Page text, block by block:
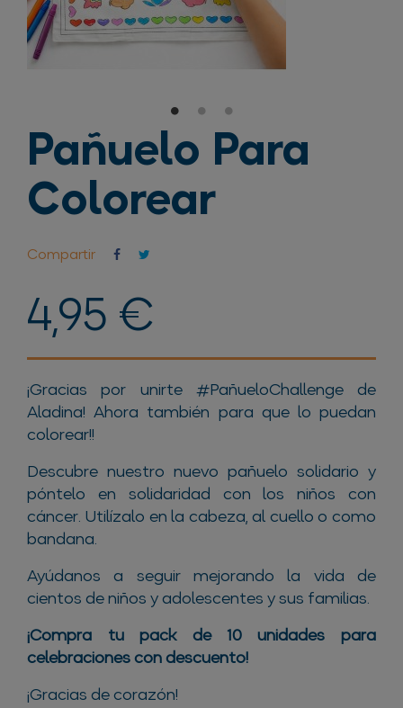
Pañuelo Para
Colorear
Compartir
4,95 €
¡Gracias por unirte #PañueloChallenge de
Aladina! Ahora también para que lo puedan
colorear!!
Descubre nuestro nuevo pañuelo solidario y
póntelo en solidaridad con los niños con
cáncer. Utilízalo en la cabeza, al cuello o como
bandana.
Ayúdanos a seguir mejorando la vida de
cientos de niños y adolescentes y sus familias.
¡Compra tu pack de 10 unidades para
celebraciones con descuento!
¡Gracias de corazón!